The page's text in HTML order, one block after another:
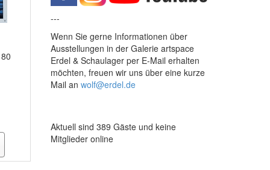
---
Wenn Sie gerne Informationen über
Ausstellungen in der Galerie artspace
Erdel & Schaulager per E-Mail erhalten
möchten, freuen wir uns über eine kurze
Mail an wolf@erdel.de
Aktuell sind 389 Gäste und keine
Mitglieder online